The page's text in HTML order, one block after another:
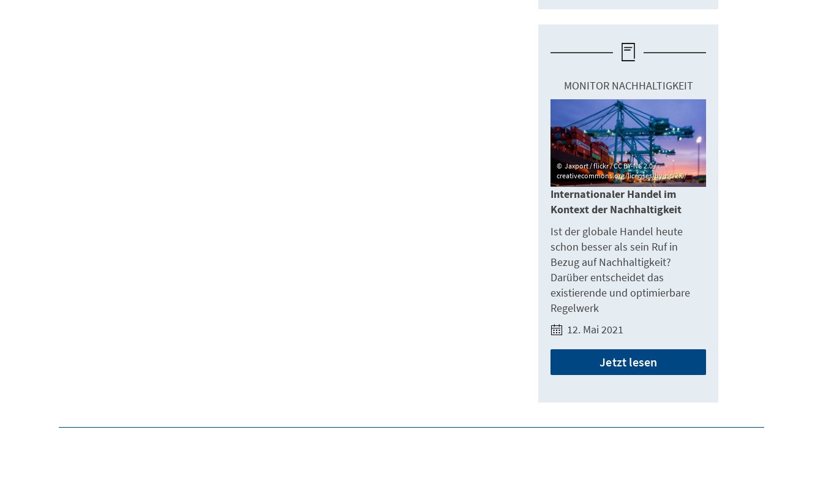
MONITOR NACHHALTIGKEIT
Jaxport / flickr / CC BY-NC 2.0 /
creativecommons.org/licenses/by-nc/2.0/
Internationaler Handel im
Kontext der Nachhaltigkeit
Ist der globale Handel heute
schon besser als sein Ruf in
Bezug auf Nachhaltigkeit?
Darüber entscheidet das
existierende und optimierbare
Regelwerk
12. Mai 2021
Jetzt lesen